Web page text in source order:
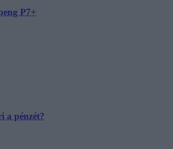
P7+
a pénzét?